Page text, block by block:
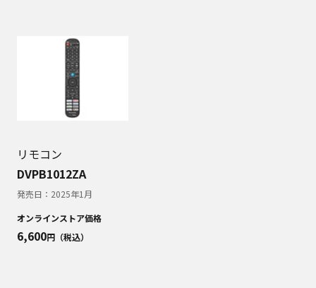
取扱説明書中に記載する安全上のご注意は、法的
規制などの変化に応じて変更する場合がありま
す。お手持ちの商品に関し、本ウェブサイトに公
開されている取扱説明書に記載の安全上のご注意
についてのご質問等がありましたら、ご購入店、
お近くの当社商品の取扱店、または当社サービス
本ウェブサイトのサービスに係わる損害の免責
本ウェブサイトのサービスの利用、または利用できな
かったことにより万一損害（データの破損・業務の中
断・営業情報の損失などによる損害を含む）が生じ、
の可能性があることについてあらかじめ知らされた場
合でも、当社は一切責任を負いませんことをご了承く
リモコン
DVPB1012ZA
発売日： 2025年1月
オンラインストア価格
6,600円（税込）